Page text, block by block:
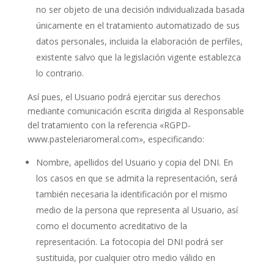
no ser objeto de una decisión individualizada basada
únicamente en el tratamiento automatizado de sus
datos personales, incluida la elaboración de perfiles,
existente salvo que la legislación vigente establezca
lo contrario.
Así pues, el Usuario podrá ejercitar sus derechos
mediante comunicación escrita dirigida al Responsable
del tratamiento con la referencia «RGPD-
www.pasteleriaromeral.com», especificando:
Nombre, apellidos del Usuario y copia del DNI. En
los casos en que se admita la representación, será
también necesaria la identificación por el mismo
medio de la persona que representa al Usuario, así
como el documento acreditativo de la
representación. La fotocopia del DNI podrá ser
sustituida, por cualquier otro medio válido en